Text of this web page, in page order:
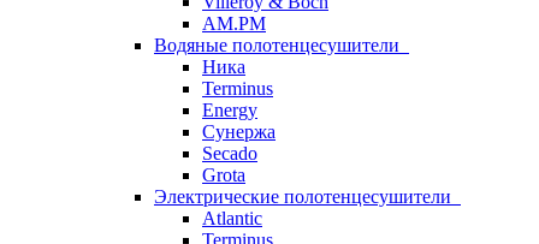
AM.PM
Водяные полотенцесушители
Ника
Terminus
Energy
Сунержа
Secado
Grota
Электрические полотенцесушители
Atlantic
Terminus